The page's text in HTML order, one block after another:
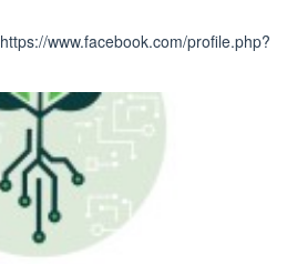
https://www.facebook.com/profile.php?